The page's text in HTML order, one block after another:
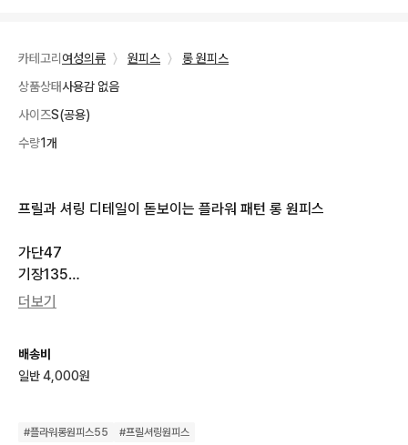
카테고리 여성의류 〉 원피스 〉
롱 원피스
상품상태사용감 없음
사이즈S(공용)
수량1개
프릴과 셔링 디테일이 돋보이는 플라워 패턴 롱 원피스
가단47
기장135
55~슬림66 도 가능
련된 느낌을 주는 원피스
더보기
배송비
일반 4,000원
#플라워롱원피스55 #프릴셔링원피스